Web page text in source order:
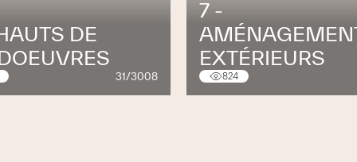
verbaut werden und sorgen für einen
DE
31/3008
7 -
EXTÉRIEURS
824